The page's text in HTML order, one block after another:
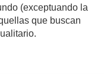
(exceptuando la
que buscan
author/nacho-